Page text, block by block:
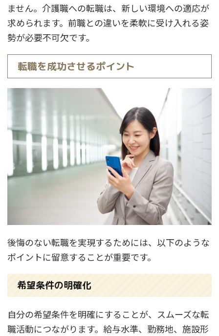
ません。介護職への転職は、新しい環境への適応が
求められます。前職との違いを柔軟に受け入れる姿
勢が必要不可欠です。
転職を成功させるポイント
後悔のない転職を実現するためには、以下のような
ポイントに留意することが重要です。
希望条件の明確化
自分の希望条件を明確にすることが、スムーズな転
職活動につながります。給与水準、勤務地、施設形